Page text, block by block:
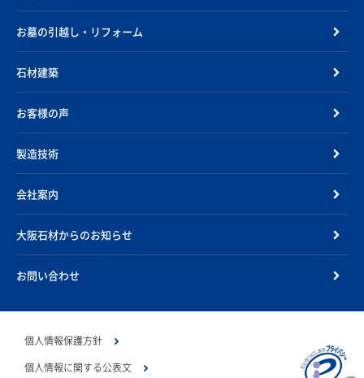
お墓の引越し・リフォーム
石材建築
お客様の声
製造技術
会社案内
大阪石材からのお知らせ
お問い合わせ
個人情報保護方針
個人情報に関する公表文